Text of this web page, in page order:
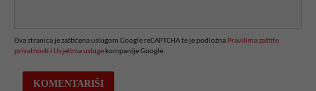
Ova stranica je zaštićena uslugom Google reCAPTCHA te je podložna Pravilima zaštite
privatnosti i Uvjetima usluge kompanije Google.